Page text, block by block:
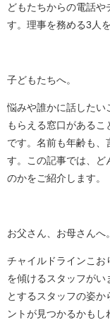
どもたちからの電話
す。理事を務める3人
子どもたちへ。
悩みや誰かに話したい
もらえる窓口がある
です。名前も年齢も、
す。この記事では、ど
のかをご紹介します。
お父さん、お母さんへ。
チャイルドラインこお
を傾けるスタッフがい
とするスタッフの姿か
ントが見つかるかもし